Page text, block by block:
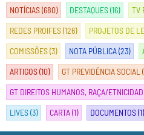
NOTÍCIAS(680) DESTAQUES(16) TV
REDES PROIFES(126) PROJETOS DE
COMISSÕES(3) NOTA PÚBLICA(23)
ARTIGOS(10) GT PREVIDÊNCIA SOCIAL
GT DIREITOS HUMANOS, RAÇA/
LIVES(3) CARTA(1) DOCUMENTOS(1)